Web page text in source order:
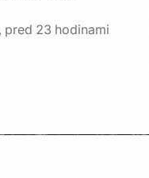
pred 23 hodinami